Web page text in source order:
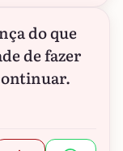
do que
de fazer